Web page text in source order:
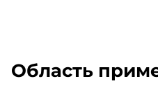
Область